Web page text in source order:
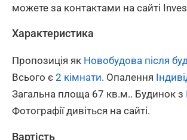
можете за контактами на сайті
Характеристика
Пропозиція як Новобудова після
Всього є 2 кімнати. Опалення
Загальна площа 67 кв.м.. Будинок з
Фотографії дивіться на сайті.
Вартість